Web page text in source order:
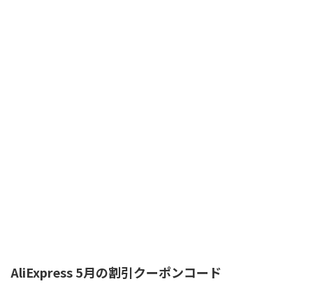
AliExpress 5月の割引クーポンコード